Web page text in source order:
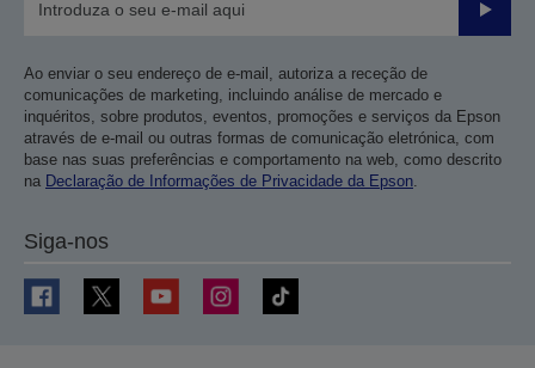
Enviar
Ao enviar o seu endereço de e-mail, autoriza a receção de
comunicações de marketing, incluindo análise de mercado e
inquéritos, sobre produtos, eventos, promoções e serviços da Epson
através de e-mail ou outras formas de comunicação eletrónica, com
base nas suas preferências e comportamento na web, como descrito
na Declaração de Informações de Privacidade da Epson.
Siga-nos